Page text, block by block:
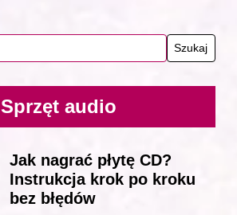
Sprzęt audio
Jak nagrać płytę CD?
Instrukcja krok po kroku
bez błędów